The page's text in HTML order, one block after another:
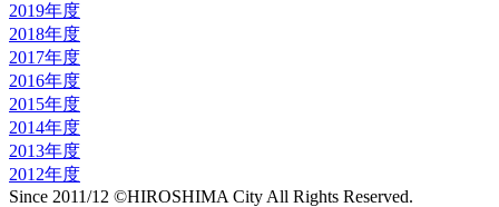
2019年度
2018年度
2017年度
2016年度
2015年度
2014年度
2013年度
2012年度
Since 2011/12 ©HIROSHIMA City All Rights Reserved.